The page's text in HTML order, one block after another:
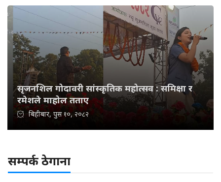
सृजनशिल गोदावरी सांस्कृतिक महोत्सव : समिक्षा र
रमेशले माहोल तताए
बिहीबार, पुस १०, २०८२
सम्पर्क ठेगाना